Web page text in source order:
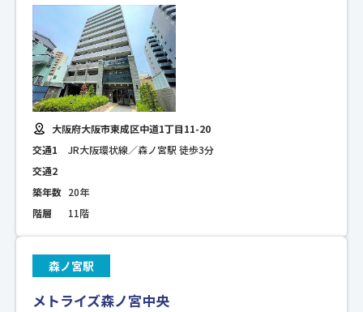
大阪府大阪市東成区中道1丁目11-20
交通1
JR大阪環状線／森ノ宮駅 徒歩3分
交通2
築年数 20年
階層
11階
森ノ宮駅
メトライズ森ノ宮中央